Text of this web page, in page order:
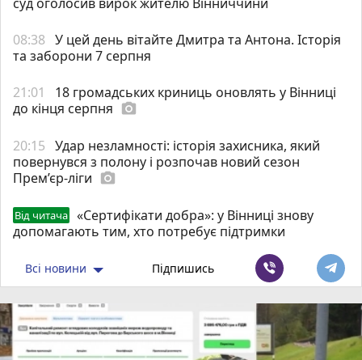
08:38 У цей день вітайте Дмитра та Антона. Історія
та заборони 7 серпня
21:01
18 громадських криниць оновлять у Вінниці
до кінця серпня photo_camera
20:15 Удар незламності: історія захисника, який
повернувся з полону і розпочав новий сезон
Прем’єр-ліги photo_camera
Від читача
«Сертифікати добра»: у Вінниці знову
допомагають тим, хто потребує підтримки
Всі новини Підпишись